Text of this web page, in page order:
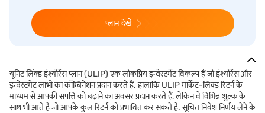
प्लान देखें
यूनिट लिंक्ड इंश्योरेंस प्लान (ULIP) एक लोकप्रिय इन्वेस्टमेंट विकल्प हैं जो इंश्योरेंस और
इन्वेस्टमेंट लाभों का कॉम्बिनेशन प्रदान करते हैं. हालांकि ULIP मार्केट-लिंक्ड रिटर्न के
माध्यम से आपकी संपत्ति को बढ़ाने का अवसर प्रदान करते हैं, लेकिन वे विभिन्न शुल्क के
साथ भी आते हैं जो आपके कुल रिटर्न को प्रभावित कर सकते हैं. सूचित निवेश निर्णय लेने के